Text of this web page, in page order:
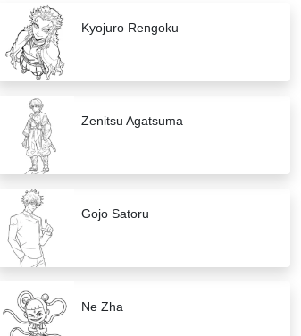
Kyojuro Rengoku
Zenitsu Agatsuma
Gojo Satoru
Ne Zha